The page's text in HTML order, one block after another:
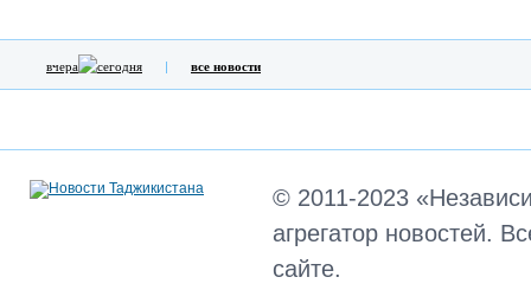
вчера сегодня все новости
© 2011-2023
агрегатор новостей.
сайте.